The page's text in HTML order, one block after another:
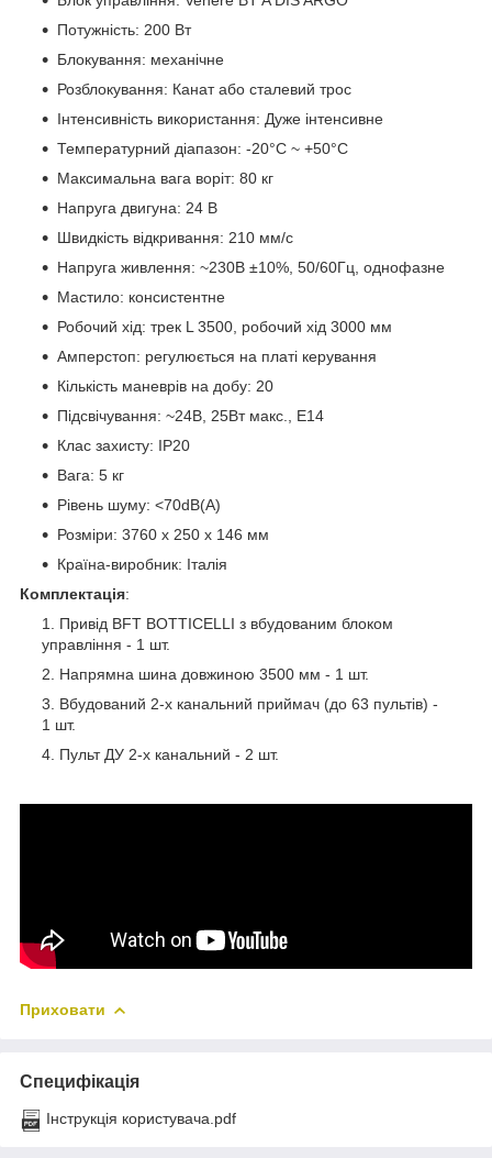
Потужність: 200 Вт
Блокування: механічне
Розблокування: Канат або сталевий трос
Інтенсивність використання: Дуже інтенсивне
Температурний діапазон: -20°C ~ +50°C
Максимальна вага воріт: 80 кг
Напруга двигуна: 24 В
Швидкість відкривання: 210 мм/с
Напруга живлення: ~230В ±10%, 50/60Гц, однофазне
Мастило: консистентне
Робочий хід: трек L 3500, робочий хід 3000 мм
Амперстоп: регулюється на платі керування
Кількість маневрів на добу: 20
Підсвічування: ~24В, 25Вт макс., Е14
Клас захисту: IP20
Вага: 5 кг
Рівень шуму: <70dB(A)
Розміри: 3760 x 250 x 146 мм
Країна-виробник: Італія
Комплектація:
Привід BFT BOTTICELLI з вбудованим блоком
управління - 1 шт.
Напрямна шина довжиною 3500 мм - 1 шт.
Вбудований 2-х канальний приймач (до 63 пультів) -
1 шт.
Пульт ДУ 2-х канальний - 2 шт.
Приховати
Специфікація
Інструкція користувача.pdf